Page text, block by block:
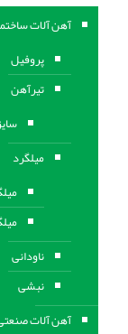
آهن آلات
پروفیل
تیرآهن
میلگرد
ناودانی
نبشی
آهن آلات